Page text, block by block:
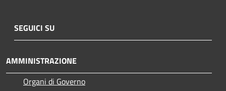
SEGUICI SU
AMMINISTRAZIONE
Organi di Governo